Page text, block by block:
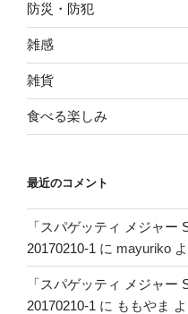
防災・防犯
雑感
雑貨
食べる楽しみ
最近のコメント
「スパゲッティ メジャー
20170210-1 に mayuriko
「スパゲッティ メジャー
20170210-1 に ももやま